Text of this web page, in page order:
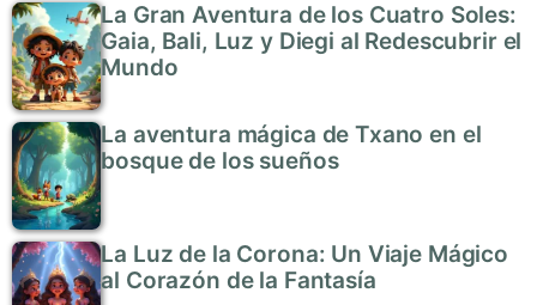
La Gran Aventura de los Cuatro Soles:
Gaia, Bali, Luz y Diegi al Redescubrir el
Mundo
La aventura mágica de Txano en el
bosque de los sueños
La Luz de la Corona: Un Viaje Mágico
al Corazón de la Fantasía